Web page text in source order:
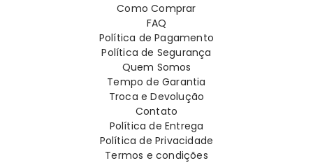
Como Comprar
FAQ
Política de Pagamento
Política de Segurança
Quem Somos
Tempo de Garantia
Troca e Devolução
Contato
Política de Entrega
Política de Privacidade
Termos e condições